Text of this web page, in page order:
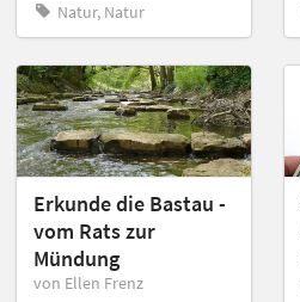
Natur, Natur
Erkunde die Bastau -
vom Rats zur
Mündung
von Ellen Frenz